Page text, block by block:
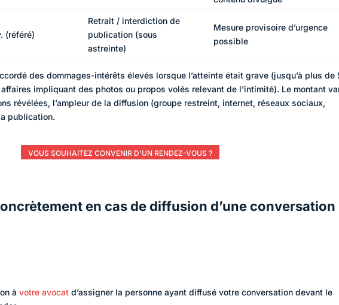
(référé)
Retrait / interdiction de
publication (sous
astreinte)
Mesure provisoire d’urgence
possible
des dommages-intérêts élevés lorsque l’atteinte était grave (jusqu’à plus de
impliquant des photos ou propos volés relevant de l’intimité). Le montant
révélées, l’ampleur de la diffusion (groupe restreint, internet, réseaux sociaux,
publication.
VOUS SOUHAITEZ CONVENIR D'UN RENDEZ-VOUS ?
en cas de diffusion d’une conversation
àvotre avocat d’assigner la personne ayant diffusé votre conversation devant le